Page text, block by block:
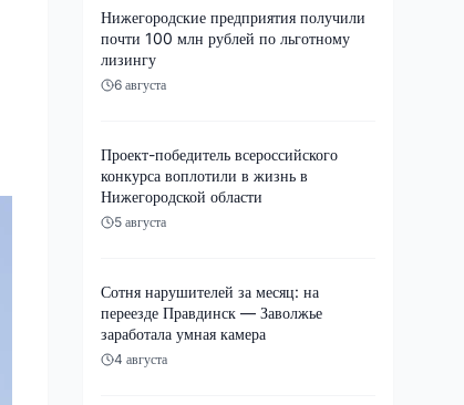
Нижегородские предприятия получили
почти 100 млн рублей по льготному
лизингу
6 августа
Проект-победитель всероссийского
конкурса воплотили в жизнь в
Нижегородской области
5 августа
Сотня нарушителей за месяц: на
переезде Правдинск — Заволжье
заработала умная камера
4 августа